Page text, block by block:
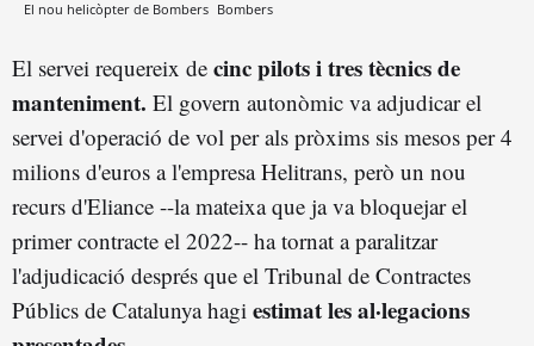
El nou helicòpter de Bombers Bombers
El servei requereix de cinc pilots i tres tècnics de
manteniment. El govern autonòmic va adjudicar el
servei d'operació de vol per als pròxims sis mesos per 4
milions d'euros a l'empresa Helitrans, però un nou
recurs d'Eliance --la mateixa que ja va bloquejar el
primer contracte el 2022-- ha tornat a paralitzar
l'adjudicació després que el Tribunal de Contractes
Públics de Catalunya hagi estimat les al·legacions